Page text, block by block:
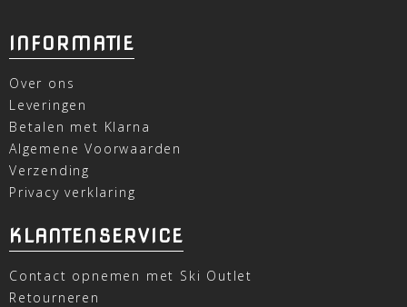
INFORMATIE
Over ons
Leveringen
Betalen met Klarna
Algemene Voorwaarden
Verzending
Privacy verklaring
KLANTENSERVICE
Contact opnemen met Ski Outlet
Retourneren